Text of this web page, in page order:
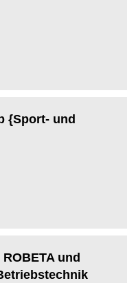
{Sport- und
und